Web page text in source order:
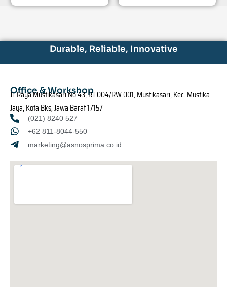
Durable, Reliable, Innovative
Office & Workshop
Jl. Raya Mustikasari No.43, RT.004/RW.001, Mustikasari, Kec. Mustika
Jaya, Kota Bks, Jawa Barat 17157
(021) 8240 527
+62 811-8044-550
marketing@asnosprima.co.id